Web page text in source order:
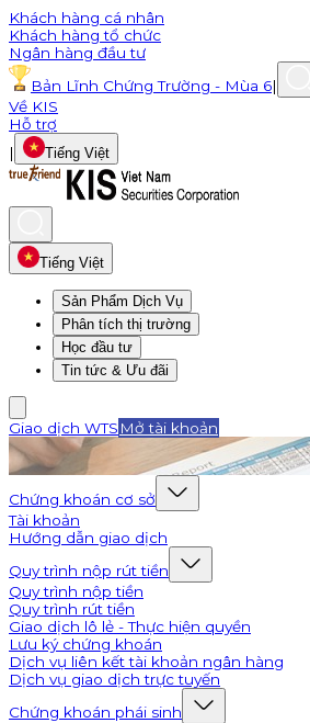
Khách hàng cá nhân
Khách hàng tổ chức
Ngân hàng đầu tư
Bản Lĩnh Chứng Trường - Mùa 6|
Về KIS
Hỗ trợ
|
Tiếng Việt
Tiếng Việt
Sản Phẩm Dịch Vụ
Phân tích thị trường
Học đầu tư
Tin tức & Ưu đãi
Giao dịch WTS Mở tài khoản
Chứng khoán cơ sở
Tài khoản
Hướng dẫn giao dịch
Quy trình nộp rút tiền
Quy trình nộp tiền
Quy trình rút tiền
Giao dịch lô lẻ - Thực hiện quyền
Lưu ký chứng khoán
Dịch vụ liên kết tài khoản ngân hàng
Dịch vụ giao dịch trực tuyến
Chứng khoán phái sinh